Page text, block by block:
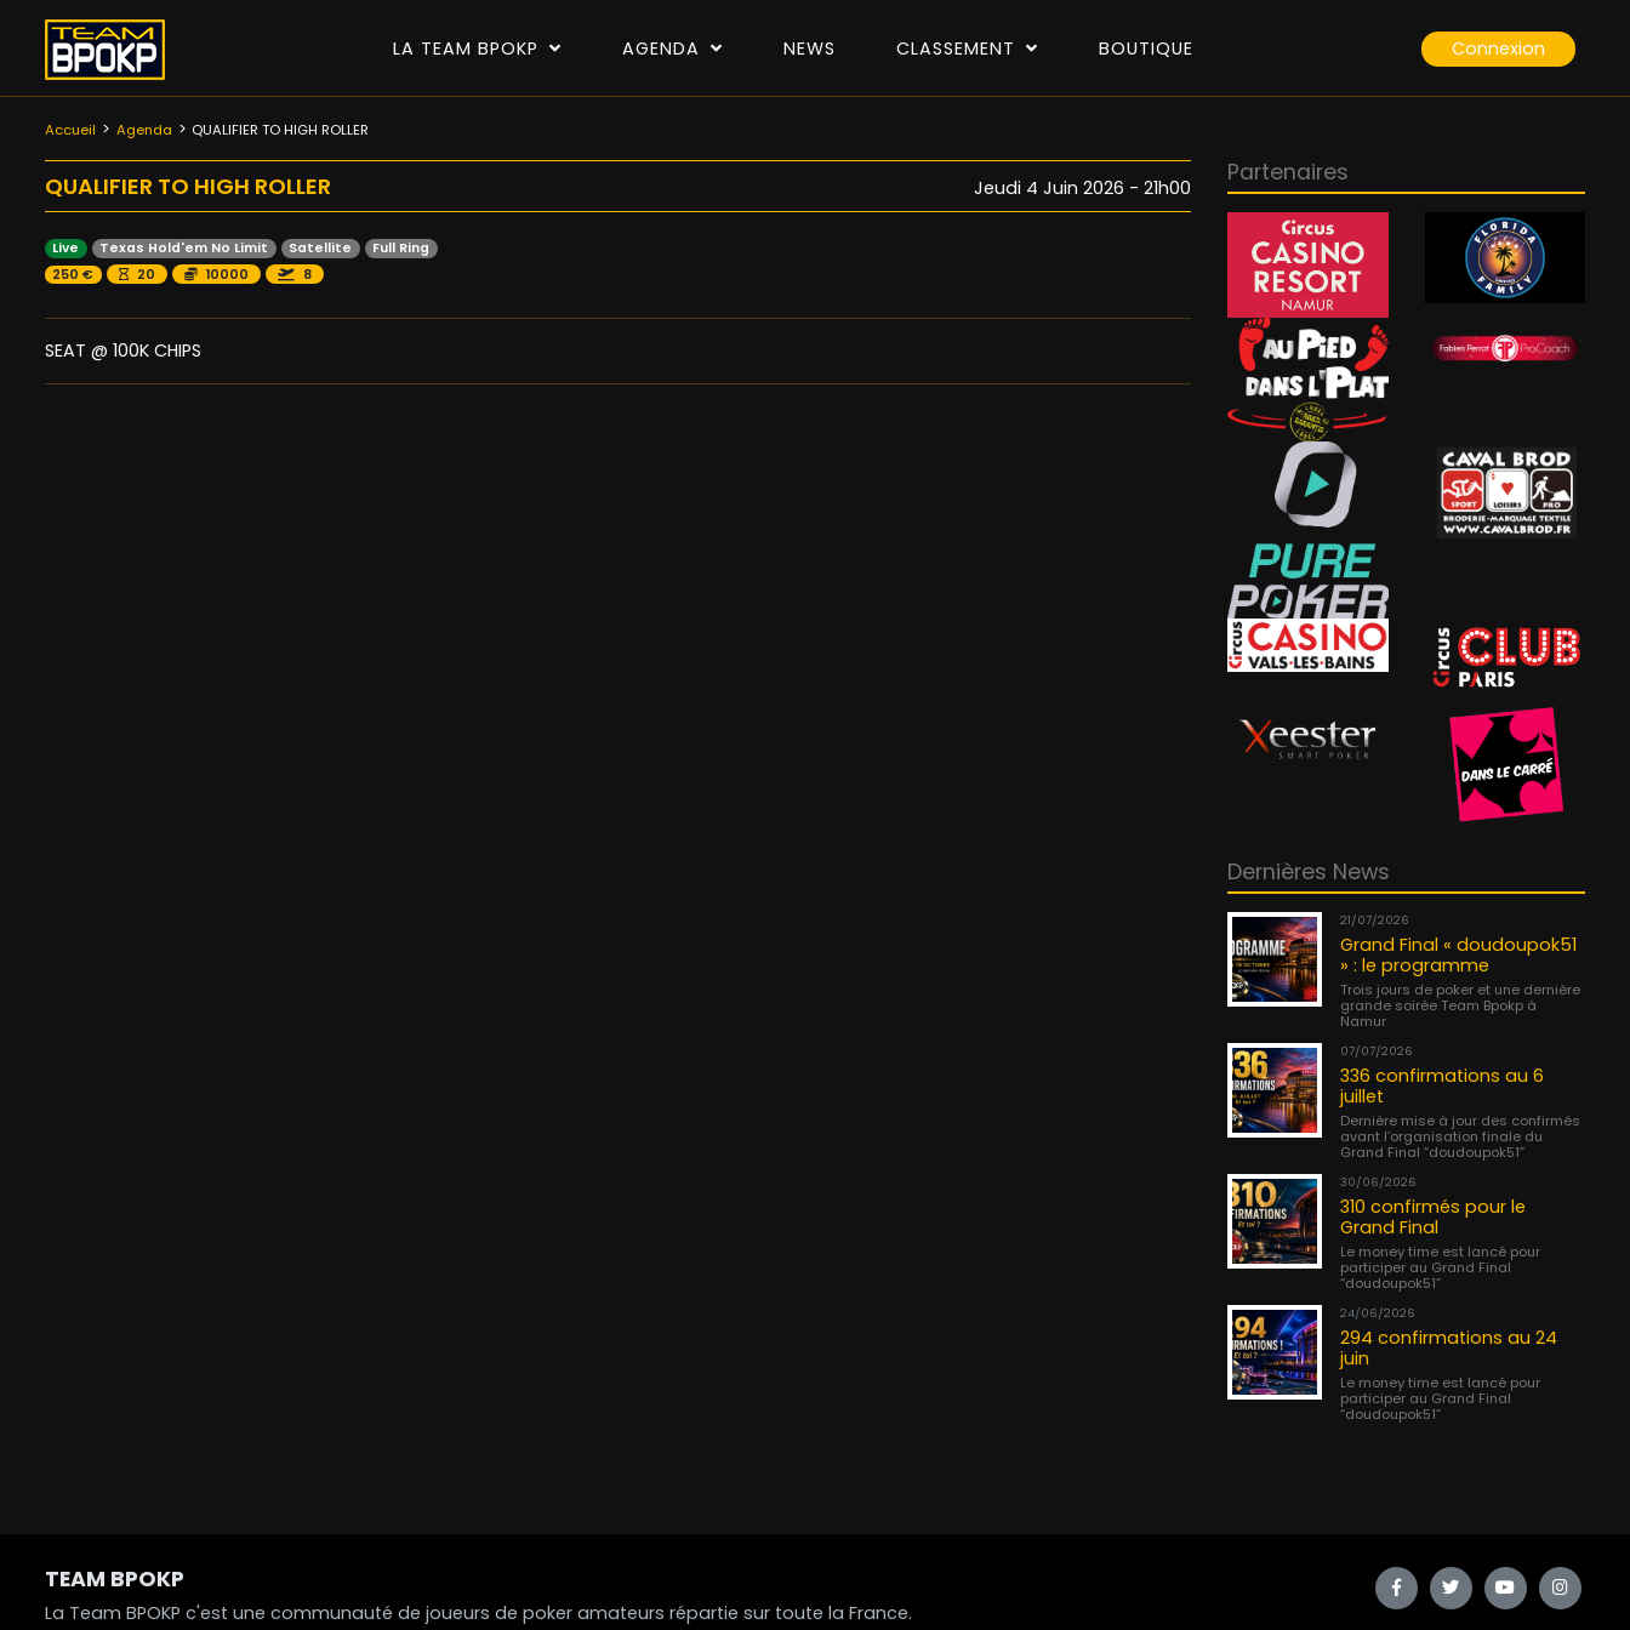
LA TEAM BPOKP AGENDA NEWS CLASSEMENT BOUTIQUE Connexion
Accueil Agenda QUALIFIER TO HIGH ROLLER
QUALIFIER TO HIGH ROLLER Jeudi 4 Juin 2026 - 21h00
Live Texas Hold'em No Limit Satellite
Full Ring
250 €
20 10000 8
SEAT @ 100K CHIPS
Partenaires
Dernières News
21/07/2026
Grand Final « doudoupok51
» : le programme
Trois jours de poker et une dernière
grande soirée Team Bpokp à
Namur
07/07/2026
336 confirmations au 6
juillet
Dernière mise à jour des confirmés
avant l’organisation finale du
Grand Final “doudoupok51”
30/06/2026
310 confirmés pour le
Grand Final
Le money time est lancé pour
participer au Grand Final
“doudoupok51”
24/06/2026
294 confirmations au 24
juin
Le money time est lancé pour
participer au Grand Final
“doudoupok51”
TEAM BPOKP
La Team BPOKP c'est une communauté de joueurs de poker amateurs répartie sur toute la France.